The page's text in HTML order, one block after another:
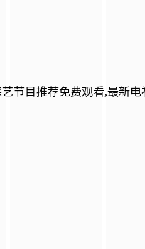
节目推荐免费观看,最新